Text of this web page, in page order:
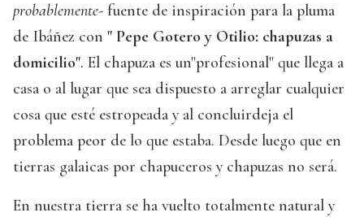
probablemente- fuente de inspiración para la pluma
de Ibáñez con " Pepe Gotero y Otilio: chapuzas a
domicilio". El chapuza es un"profesional" que llega a
casa o al lugar que sea dispuesto a arreglar cualquier
cosa que esté estropeada y al concluirdeja el
problema peor de lo que estaba. Desde luego que en
tierras galaicas por chapuceros y chapuzas no será.
En nuestra tierra se ha vuelto totalmente natural y